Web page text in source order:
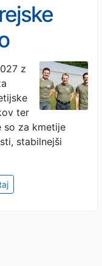
danes
vsej
z
ter
so za kmetije
stabilnejši